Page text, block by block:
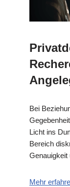
Bei
Licht ins
Bereich
Genauigkeit
Mehr